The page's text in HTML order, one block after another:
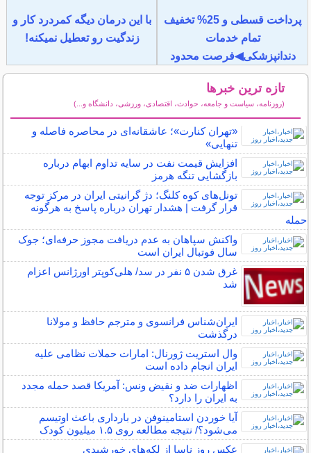
پرداخت قسطی و 25% تخفیف
تمام خدمات
دندانپزشکی◀فرصت محدود
با این درمان دیگه کمردرد کار و
زندگیت رو تعطیل نمیکنه!
تازه ترین خبرها
(روزنامه، سیاست و جامعه، حوادث، اقتصادی، ورزشی، دانشگاه و...)
«تهران کنارت»؛ عاشقانه‌ای در محاصره فاصله و
تنهایی»
افزایش قیمت نفت در سایه تداوم ابهام درباره
بازگشایی تنگه هرمز
تونل‌های کوه کلنگ؛ دژ گرانیتی ایران در مرکز توجه
قرار گرفت | هشدار تهران درباره پاسخ به هرگونه
حمله
واکنش سپاهان به عدم دریافت مجوز حرفه‌ای؛ جوک
سال فوتبال ایران است
غرق شدن ۵ نفر در سد/ هلی‌کوپتر اورژانس اعزام
شد
ایران‌شناس فرانسوی و مترجم حافظ و مولانا
درگذشت
وال استریت ژورنال: امارات حملات نظامی علیه
ایران انجام داده است
اظهارات ضد و نقیض ونس: آمریکا قصد حمله مجدد
به ایران را دارد؟
آیا خوردن استامینوفن در بارداری باعث اوتیسم
می‌شود؟/ نتیجه مطالعه روی ۱.۵ میلیون کودک
عکس روز ناسا از لکه‌های خورشیدی